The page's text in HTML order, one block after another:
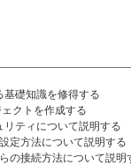
礎知識を修得する
クトを作成する
ティについて説明する
定方法について説明する
の接続方法について説明